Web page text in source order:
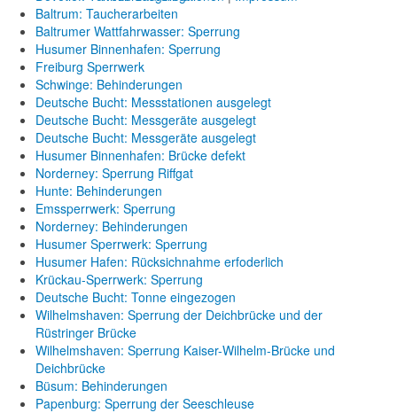
Baltrum: Taucherarbeiten
Baltrumer Wattfahrwasser: Sperrung
Husumer Binnenhafen: Sperrung
Freiburg Sperrwerk
Schwinge: Behinderungen
Deutsche Bucht: Messstationen ausgelegt
Deutsche Bucht: Messgeräte ausgelegt
Deutsche Bucht: Messgeräte ausgelegt
Husumer Binnenhafen: Brücke defekt
Norderney: Sperrung Riffgat
Hunte: Behinderungen
Emssperrwerk: Sperrung
Norderney: Behinderungen
Husumer Sperrwerk: Sperrung
Husumer Hafen: Rücksichnahme erfoderlich
Krückau-Sperrwerk: Sperrung
Deutsche Bucht: Tonne eingezogen
Wilhelmshaven: Sperrung der Deichbrücke und der
Rüstringer Brücke
Wilhelmshaven: Sperrung Kaiser-Wilhelm-Brücke und
Deichbrücke
Büsum: Behinderungen
Papenburg: Sperrung der Seeschleuse